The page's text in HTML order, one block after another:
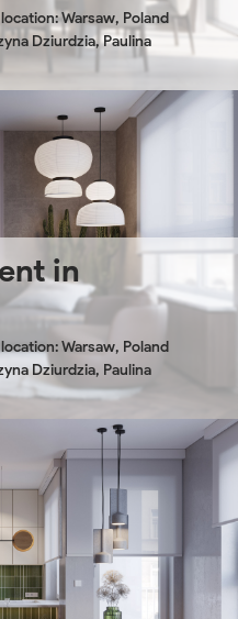
Warsaw, Poland
Dziurdzia, Paulina
in
Warsaw, Poland
Dziurdzia, Paulina